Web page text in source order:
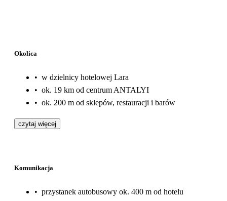
Okolica
• w dzielnicy hotelowej Lara
• ok. 19 km od centrum ANTALYI
• ok. 200 m od sklepów, restauracji i barów
czytaj więcej
Komunikacja
• przystanek autobusowy ok. 400 m od hotelu